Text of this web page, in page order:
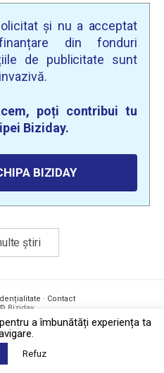
și nu a acceptat
din fonduri
de publicitate sunt
poți contribui tu
Biziday.
BIZIDAY
știri
· Contact
Biziday
a îmbunătăți experiența ta
Refuz